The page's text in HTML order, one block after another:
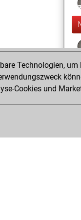
Technologien,
Cookies und